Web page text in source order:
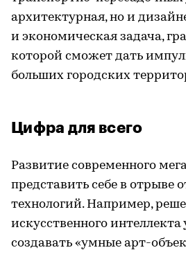
архитектурная, но и
и экономическая задача,
которой сможет дать
больших городских
Цифра для всего
Развитие современного
представить себе в отрыве
технологий. Например,
искусственного
создавать «умные арт-